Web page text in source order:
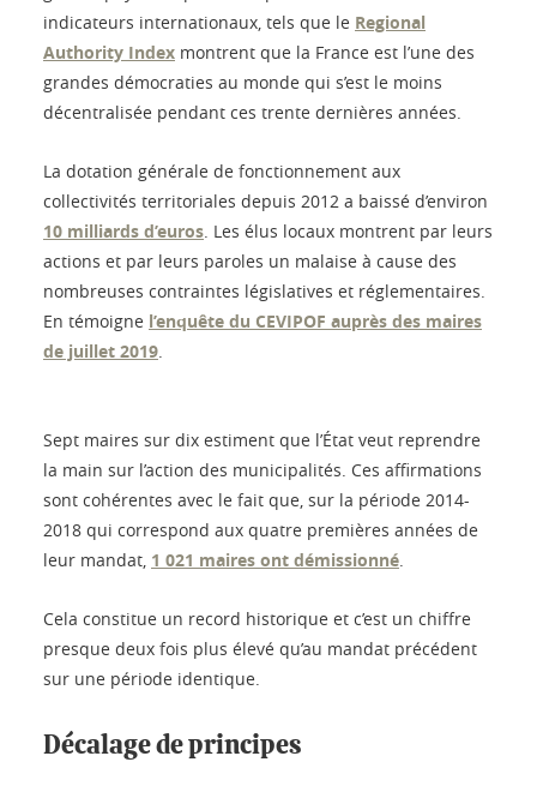
indicateurs internationaux, tels que le Regional
Authority Index montrent que la France est l’une des
grandes démocraties au monde qui s’est le moins
décentralisée pendant ces trente dernières années.
La dotation générale de fonctionnement aux
collectivités territoriales depuis 2012 a baissé d’environ
10 milliards d’euros. Les élus locaux montrent par leurs
actions et par leurs paroles un malaise à cause des
nombreuses contraintes législatives et réglementaires.
En témoigne l’enquête du CEVIPOF auprès des maires
de juillet 2019.
Sept maires sur dix estiment que l’État veut reprendre
la main sur l’action des municipalités. Ces affirmations
sont cohérentes avec le fait que, sur la période 2014-
2018 qui correspond aux quatre premières années de
leur mandat, 1 021 maires ont démissionné.
Cela constitue un record historique et c’est un chiffre
presque deux fois plus élevé qu’au mandat précédent
sur une période identique.
Décalage de principes